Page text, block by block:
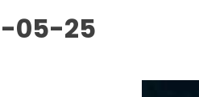
05-25